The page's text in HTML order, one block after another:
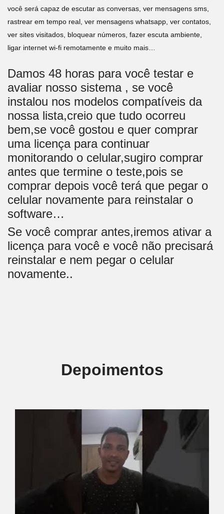
você será capaz de escutar as conversas, ver mensagens sms,
rastrear em tempo real, ver mensagens whatsapp, ver contatos,
ver sites visitados, bloquear números, fazer escuta ambiente,
ligar internet wi-fi remotamente e muito mais…
Damos 48 horas para você testar e
avaliar nosso sistema , se você
instalou nos modelos compatíveis da
nossa lista,creio que tudo ocorreu
bem,se você gostou e quer comprar
uma licença para continuar
monitorando o celular,sugiro comprar
antes que termine o teste,pois se
comprar depois você terá que pegar o
celular novamente para reinstalar o
software…
Se você comprar antes,iremos ativar a
licença para você e você não precisará
reinstalar e nem pegar o celular
novamente..
Depoimentos